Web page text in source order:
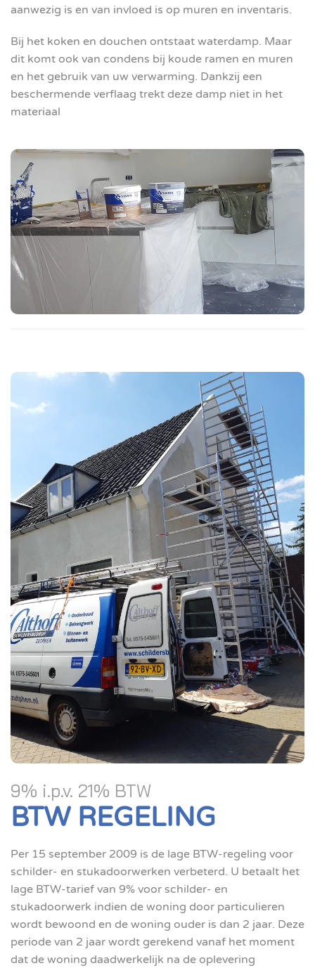
aanwezig is en van invloed is op muren en inventaris.
Bij het koken en douchen ontstaat waterdamp. Maar
dit komt ook van condens bij koude ramen en muren
en het gebruik van uw verwarming. Dankzij een
beschermende verflaag trekt deze damp niet in het
materiaal
9% i.p.v. 21% BTW
BTW REGELING
Per 15 september 2009 is de lage BTW-regeling voor
schilder- en stukadoorwerken verbeterd. U betaalt het
lage BTW-tarief van 9% voor schilder- en
stukadoorwerk indien de woning door particulieren
wordt bewoond en de woning ouder is dan 2 jaar. Deze
periode van 2 jaar wordt gerekend vanaf het moment
dat de woning daadwerkelijk na de oplevering